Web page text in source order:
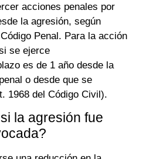
acciones penales por
la agresión, según
Penal. Para la acción
se ejerce
es de 1 año desde la
o desde que se
1968 del Código Civil).
la agresión fue